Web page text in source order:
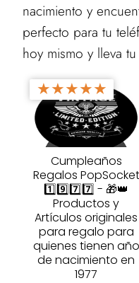
nacimiento y
perfecto para tu
hoy mismo y lleva
★★★★★
Cumpleaños
Regalos PopSocket
1️⃣9️⃣7️⃣7️⃣ - 🎁👑
Productos y
Artículos originales
para regalo para
quienes tienen año
de nacimiento en
1977